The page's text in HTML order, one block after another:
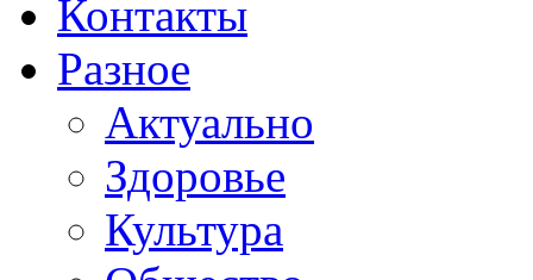
Контакты
Разное
Актуально
Здоровье
Культура